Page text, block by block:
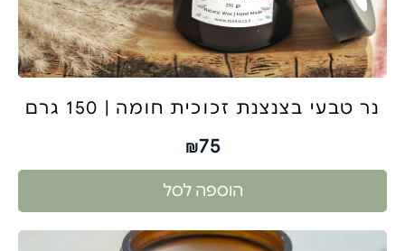
נר טבעי בצנצנת זכוכית חומה | 150 גרם
₪75
הוספה לסל